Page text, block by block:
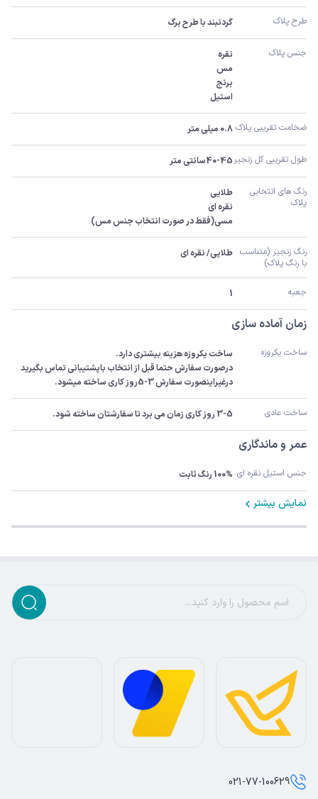
طرح پلاک گردنبند با طرح برگ
جنس پلاک
استیل
ضخامت تقریبی پلاک 0.8 میلی متر
طول تقریبی کل زنجیر 40-45سانتی متر
پلاک
مسی(فقط در صورت انتخاب جنس مس)
با رنگ پلاک)
طلایی/ نقره ای
جعبه 1
زمان آماده سازی
ساخت یکروزه
درغیراینصورت سفارش 3-5روز کاری ساخته میشود.
ساخت عادی 3-5 روز کاری زمان می برد تا سفارشتان ساخته شود.
عمر و ماندگاری
جنس استیل نقره ای 100% رنگ ثابت
نمایش بیشتر
021-77-100629